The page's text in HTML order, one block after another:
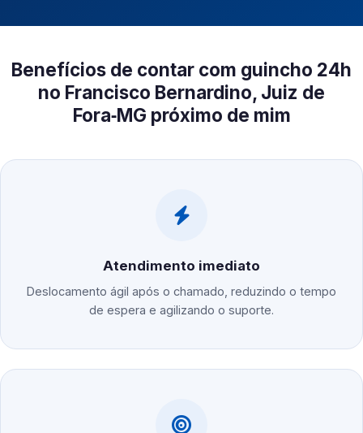
Benefícios de contar com guincho 24h
no Francisco Bernardino, Juiz de
Fora‑MG próximo de mim
Atendimento imediato
Deslocamento ágil após o chamado, reduzindo o tempo
de espera e agilizando o suporte.